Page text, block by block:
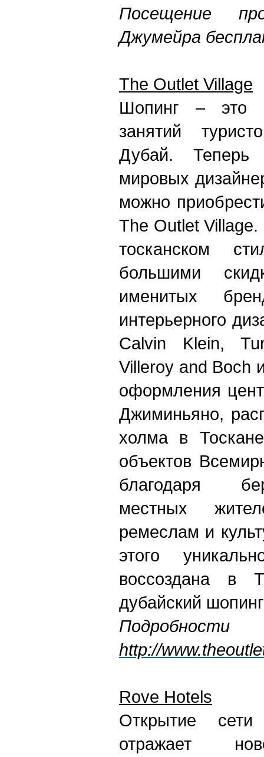
Посещение
Джумейра
The Outlet Village
Шопинг – это
занятий
Дубай. Теперь
мировых
можно
The Outlet
тосканском
большими
именитых
интерьерного
Calvin Klein,
Villeroy and Boch
оформления
Джиминьяно,
холма в
объектов
благодаря
местных
ремеслам и
этого
воссоздана в
дубайский
http://
Rove Hotels
Открытие
отражает